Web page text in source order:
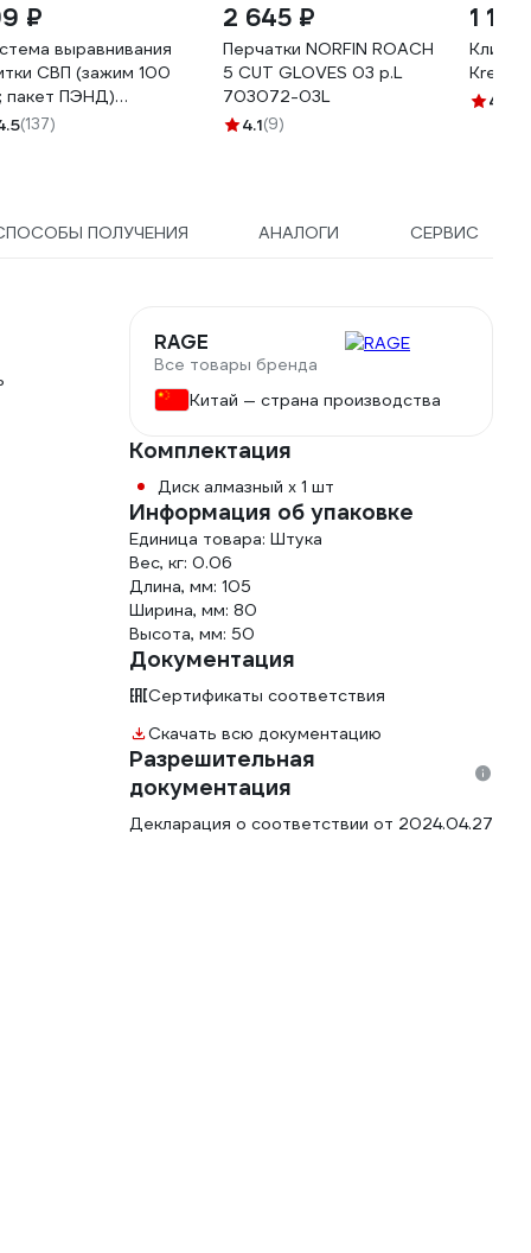
₽
выравнивания
СВП (зажим 100
пакет ПЭНД)
88055
(137)
2 645 ₽
Перчатки NORFIN ROACH
5 CUT GLOVES 03 р.L
703072-03L
4.1(9)
1
Клин
4.8
ПОЛУЧЕНИЯ АНАЛОГИ СЕРВИС
RAGE
Все товары бренда
Китай — страна производства
Комплектация
Диск алмазный х 1 шт
Информация об упаковке
Единица товара: Штука
Вес, кг: 0.06
Длина, мм: 105
Ширина, мм: 80
Высота, мм: 50
Документация
Сертификаты соответствия
Скачать всю документацию
Разрешительная
документация
Декларация о соответствии от 2024.04.27